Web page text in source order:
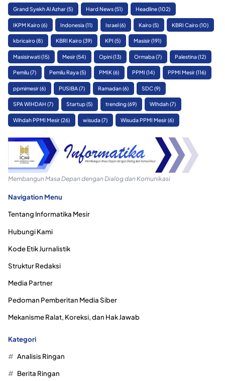
Grand Syekh Al Azhar(5) Hard News(51) Headline(102)
IKPM Kairo(6) Indonesia(11) Israel(6) Kairo(5) KBRI Cairo(10)
kbricairo(8) KBRI Kairo(39) KPI (5) Masisir(191)
Masisirwati(15) Mesir(54) Opini(13) Ormaba(7) Palestina(12)
Pemilu(7) Pemilu Raya(5) PMIK(6) PPMI (14) PPMI Mesir(116)
ppmimesir(6) PUSIBA(7) Ramadan(6) SDC(9)
SPA WIHDAH (7) Startup(5) trending (69) WIhdah(7)
Wihdah PPMI Mesir(26) wisuda(7) Wisuda PPMI Mesir(6)
Membangun Masa Depan dengan Dialog dan Komunikasi
Navigation Menu
Tentang Informatika Mesir
Hubungi Kami
Kode Etik Jurnalistik
Struktur Redaksi
Media Partner
Pedoman Pemberitan Media Siber
Mekanisme Ralat, Koreksi, dan Hak Jawab
Kategori
Analisis Ringan
Berita Ringan